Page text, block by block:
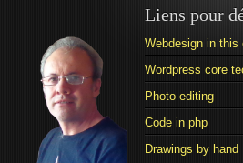
Liens pour
Webdesign in this
Wordpress core
Photo editing
Code in php
Drawings by hand